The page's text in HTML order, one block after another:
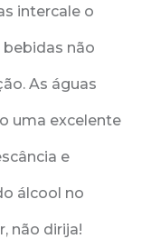
intercale o
não
As águas
uma excelente
e
álcool no
não dirija!